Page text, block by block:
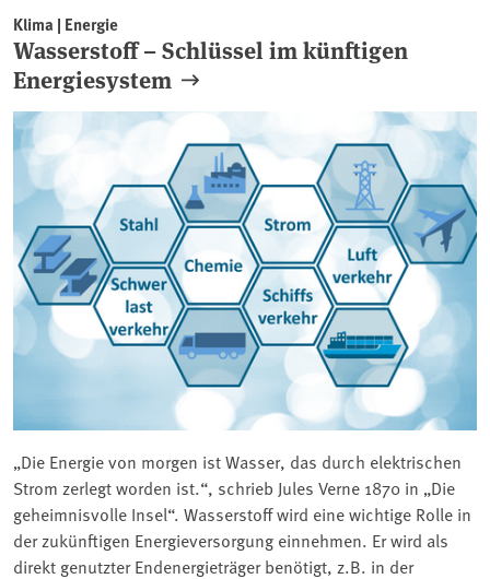
Klima | Energie
Wasserstoff – Schlüssel im künftigen
Energiesystem
„Die Energie von morgen ist Wasser, das durch elektrischen
Strom zerlegt worden ist.“, schrieb Jules Verne 1870 in „Die
geheimnisvolle Insel“. Wasserstoff wird eine wichtige Rolle in
der zukünftigen Energieversorgung einnehmen. Er wird als
direkt genutzter Endenergieträger benötigt, z.B. in der